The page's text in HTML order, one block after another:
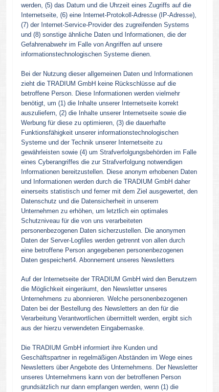
werden, (5) das Datum und die Uhrzeit eines Zugriffs auf die
Internetseite, (6) eine Internet-Protokoll-Adresse (IP-Adresse),
(7) der Internet-Service-Provider des zugreifenden Systems
und (8) sonstige ähnliche Daten und Informationen, die der
Gefahrenabwehr im Falle von Angriffen auf unsere
informationstechnologischen Systeme dienen.
Bei der Nutzung dieser allgemeinen Daten und Informationen
zieht die TRADIUM GmbH keine Rückschlüsse auf die
betroffene Person. Diese Informationen werden vielmehr
benötigt, um (1) die Inhalte unserer Internetseite korrekt
auszuliefern, (2) die Inhalte unserer Internetseite sowie die
Werbung für diese zu optimieren, (3) die dauerhafte
Funktionsfähigkeit unserer informationstechnologischen
Systeme und der Technik unserer Internetseite zu
gewährleisten sowie (4) um Strafverfolgungsbehörden im Falle
eines Cyberangriffes die zur Strafverfolgung notwendigen
Informationen bereitzustellen. Diese anonym erhobenen Daten
und Informationen werden durch die TRADIUM GmbH daher
einerseits statistisch und ferner mit dem Ziel ausgewertet, den
Datenschutz und die Datensicherheit in unserem
Unternehmen zu erhöhen, um letztlich ein optimales
Schutzniveau für die von uns verarbeiteten
personenbezogenen Daten sicherzustellen. Die anonymen
Daten der Server-Logfiles werden getrennt von allen durch
eine betroffene Person angegebenen personenbezogenen
Daten gespeichert4. Abonnement unseres Newsletters
Auf der Internetseite der TRADIUM GmbH wird den Benutzern
die Möglichkeit eingeräumt, den Newsletter unseres
Unternehmens zu abonnieren. Welche personenbezogenen
Daten bei der Bestellung des Newsletters an den für die
Verarbeitung Verantwortlichen übermittelt werden, ergibt sich
aus der hierzu verwendeten Eingabemaske.
Die TRADIUM GmbH informiert ihre Kunden und
Geschäftspartner in regelmäßigen Abständen im Wege eines
Newsletters über Angebote des Unternehmens. Der Newsletter
unseres Unternehmens kann von der betroffenen Person
grundsätzlich nur dann empfangen werden, wenn (1) die